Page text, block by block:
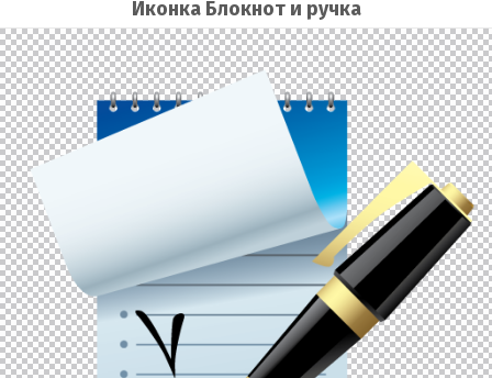
Картинки без фона
Фото без фона
Контакты
Иконка Блокнот и ручка